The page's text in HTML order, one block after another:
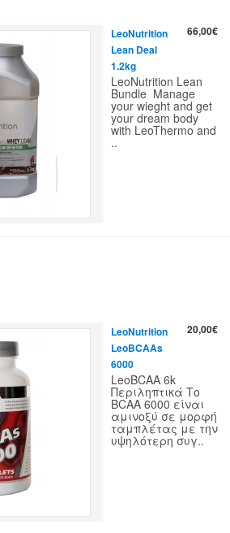
66,00€
LeoNutrition
Lean Deal
1.2kg
LeoNutrition Lean
Bundle Manage
your wieght and get
your dream body
with LeoThermo and
..
20,00€
LeoNutrition
LeoBCAAs
6000
LeoBCAA 6k
Περιληπτικά Το
BCAA 6000 είναι
αμινοξύ σε μορφή
ταμπλέτας με την
υψηλότερη συγ..